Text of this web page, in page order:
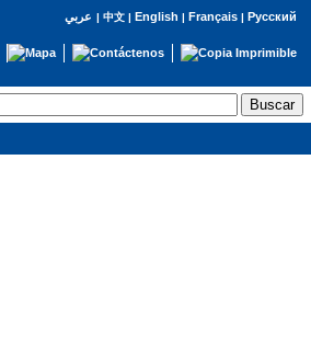
عربي | 中文| English | Français| Русский